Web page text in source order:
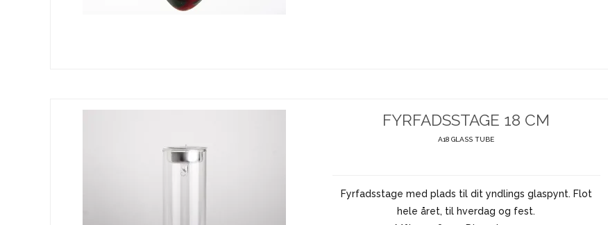
FYRFADSSTAGE 18 CM
A18 GLASS TUBE
Fyrfadsstage med plads til dit yndlings glaspynt. Flot
hele året, til hverdag og fest.